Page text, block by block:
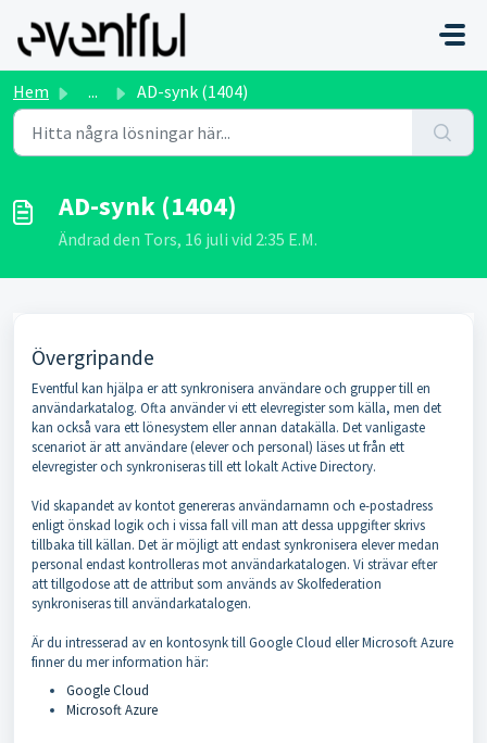
Hoppa över till huvudinnehåll
Hem ... AD-synk (1404)
AD-synk (1404)
Ändrad den Tors, 16 juli vid 2:35 E.M.
Övergripande
Eventful kan hjälpa er att synkronisera användare och grupper till en
användarkatalog. Ofta använder vi ett elevregister som källa, men det
kan också vara ett lönesystem eller annan datakälla. Det vanligaste
scenariot är att användare (elever och personal) läses ut från ett
elevregister och synkroniseras till ett lokalt Active Directory.
Vid skapandet av kontot genereras användarnamn och e-postadress
enligt önskad logik och i vissa fall vill man att dessa uppgifter skrivs
tillbaka till källan. Det är möjligt att endast synkronisera elever medan
personal endast kontrolleras mot användarkatalogen. Vi strävar efter
att tillgodose att de attribut som används av Skolfederation
synkroniseras till användarkatalogen.
Är du intresserad av en kontosynk till Google Cloud eller Microsoft Azure
finner du mer information här:
Google Cloud
Microsoft Azure